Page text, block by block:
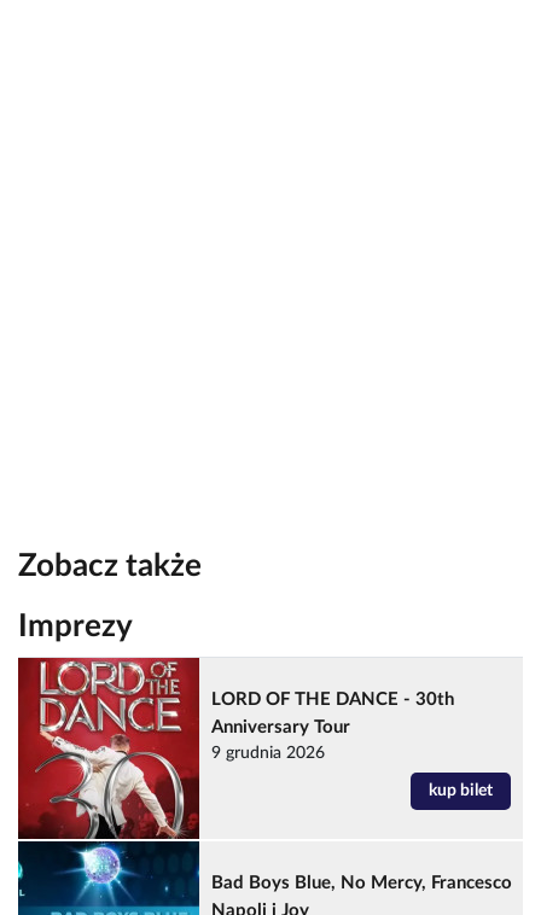
Zobacz także
Imprezy
LORD OF THE DANCE - 30th
Anniversary Tour
9 grudnia 2026
kup bilet
Bad Boys Blue, No Mercy, Francesco
Napoli i Joy